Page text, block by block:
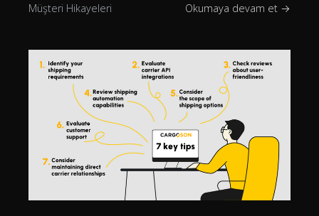
Müşteri Hikayeleri Okumaya devam et →